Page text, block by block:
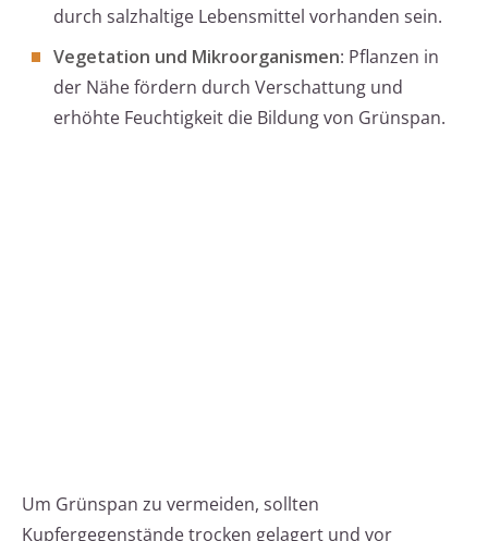
durch salzhaltige Lebensmittel vorhanden sein.
Vegetation und Mikroorganismen: Pflanzen in
der Nähe fördern durch Verschattung und
erhöhte Feuchtigkeit die Bildung von Grünspan.
Um Grünspan zu vermeiden, sollten
Kupfergegenstände trocken gelagert und vor